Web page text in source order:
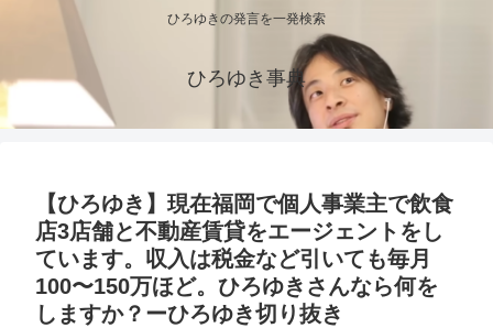
ひろゆきの発言を一発検索
ひろゆき事典
【ひろゆき】現在福岡で個人事業主で飲食
店3店舗と不動産賃貸をエージェントをし
ています。収入は税金など引いても毎月
100〜150万ほど。ひろゆきさんなら何を
しますか？ーひろゆき切り抜き